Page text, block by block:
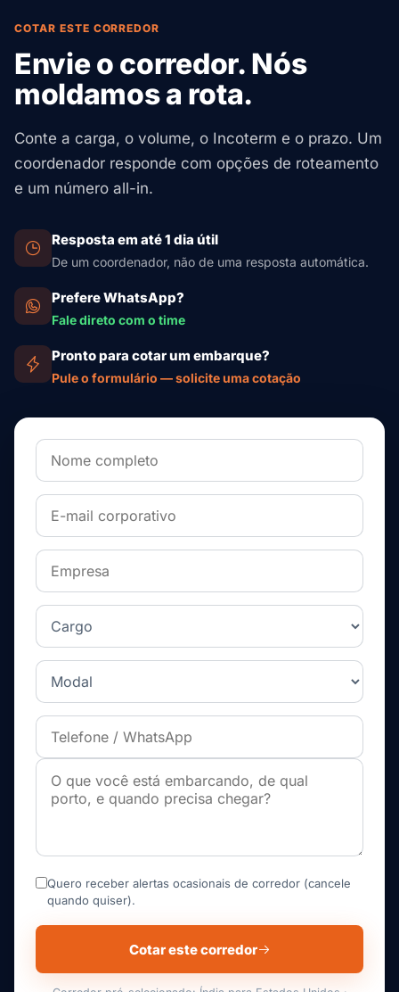
COTAR ESTE CORREDOR
Envie o corredor. Nós
moldamos a rota.
Conte a carga, o volume, o Incoterm e o prazo. Um
coordenador responde com opções de roteamento
e um número all-in.
Resposta em até 1 dia útil
De um coordenador, não de uma resposta automática.
Prefere WhatsApp?
Fale direto com o time
Pronto para cotar um embarque?
Pule o formulário — solicite uma cotação
Quero receber alertas ocasionais de corredor (cancele
quando quiser).
Cotar este corredor